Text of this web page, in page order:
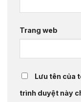
Trang web
Lưu tên của
trình duyệt này